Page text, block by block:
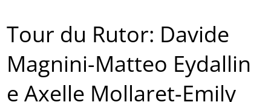
Tour du Rutor: Davide
Magnini-Matteo Eydallin
e Axelle Mollaret-Emily